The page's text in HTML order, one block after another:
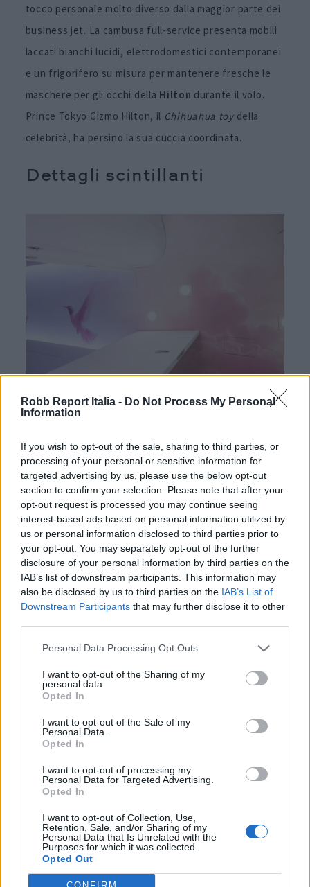
Robb Report Italia - Do Not Process My Personal
Information
If you wish to opt-out of the sale, sharing to third parties, or
processing of your personal or sensitive information for
targeted advertising by us, please use the below opt-out
section to confirm your selection. Please note that after your
opt-out request is processed you may continue seeing
interest-based ads based on personal information utilized by
us or personal information disclosed to third parties prior to
your opt-out. You may separately opt-out of the further
disclosure of your personal information by third parties on the
IAB’s list of downstream participants. This information may
also be disclosed by us to third parties on the IAB’s List of
Downstream Participants that may further disclose it to other
Personal Data Processing Opt Outs
I want to opt-out of the Sharing of my
personal data.
Opted In
I want to opt-out of the Sale of my
Personal Data.
Opted In
I want to opt-out of processing my
Personal Data for Targeted Advertising.
Opted In
I want to opt-out of Collection, Use,
Retention, Sale, and/or Sharing of my
Personal Data that Is Unrelated with the
Purposes for which it was collected.
Opted Out
tocco personale molto diverso dalla maggior parte dei
business jet. La cambusa full-service presenta mobili
laccati bianchi lucidi, elettrodomestici contemporanei
e un frigorifero su misura per mantenere fresche le
maschere per gli occhi della Hilton durante il volo.
Prince Tokyo Gizmo Hilton, il Chihuahua toydella
celebrità, ha persino la sua cuccia coordinata.
Dettagli scintillanti
rivestimenti del soffitto, mentre nelle aree di
maggiore passaggio, come i tappeti, sono stati scelti
grigi più scuri e sobri, ravvivati da dettagli scintillanti.
“La moquette bianca è bellissima finché non si
rovescia il primo bicchiere di vino rosso”, osserva
Larrañaga, che ha progettato jet per proprietari
privati e clienti corporate come la WWE.
In questo progetto, la designer ha collaborato con
oltre due dozzine di specialisti dell’aviazione nella
scelta di colori e materiali. Per l’esterno sono stati
utilizzati solo tre colori—bianco metallizzato, rosa
metallizzato e un rosa su misura che il produttore di
con il nome “Paris Pink”—per ottenere un effetto
frasi iconiche dellaHilton, come “That’s hot” e
“Loves it”, mentre “Sliv Air” campeggia sul carrello del
G450, visibile da terra durante il volo.
Innovazione tecnologica nel